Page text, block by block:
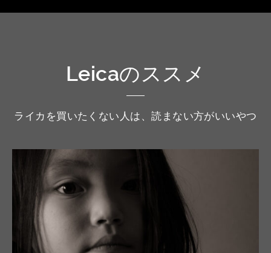
Leicaのススメ
ライカを買いたくない人は、読まない方がいいやつ